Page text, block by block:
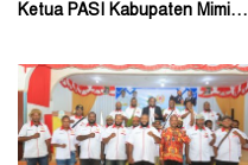
Ketua PASI Kabupaten Mimika